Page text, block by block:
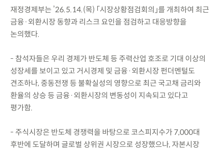
재정경제부는 ’26.5.14.(목) 「시장상황점검회의」를 개최하여 최근
금융·외환시장 동향과 리스크 요인을 점검하고 대응방향을
논의했다.
- 참석자들은 우리 경제가 반도체 등 주력산업 호조로 기대 이상의
성장세를 보이고 있고 거시경제 및 금융·외환시장 펀더멘털도
견조하나, 중동전쟁 등 불확실성의 영향으로 최근 국고채 금리와
환율의 상승 등 금융·외환시장의 변동성이 지속되고 있다고
평가함.
- 주식시장은 반도체 경쟁력을 바탕으로 코스피지수가 7,000대
후반에 도달하며 글로벌 상위권 시장으로 성장했으나, 자본시장